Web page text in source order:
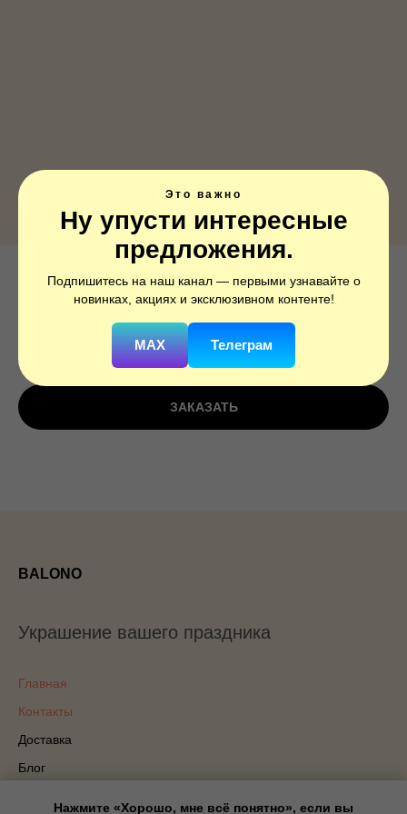
Это важно
Ну упусти интересные
предложения.
Подпишитесь на наш канал — первыми узнавайте о
новинках, акциях и эксклюзивном контенте!
MAX Телеграм
ДР Зайка и мышки
250 р.
ЗАКАЗАТЬ
Нажмите «Хорошо, мне всё понятно», если вы
BALONO
Украшение вашего праздника
Главная
Контакты
Доставка
Блог